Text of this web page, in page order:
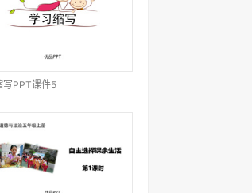
写PPT课件5